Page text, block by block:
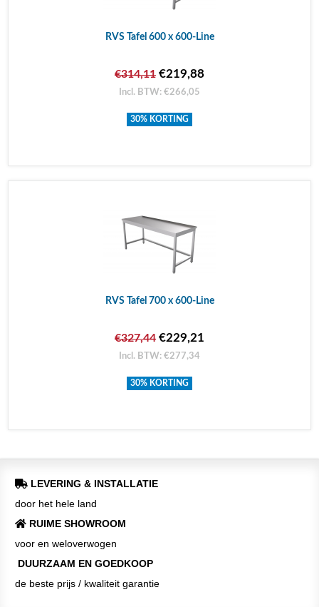
RVS Tafel 600 x 600-Line
€314,11 €219,88
Incl. BTW: €266,05
30% KORTING
RVS Tafel 700 x 600-Line
€327,44 €229,21
Incl. BTW: €277,34
30% KORTING
LEVERING & INSTALLATIE
door het hele land
RUIME SHOWROOM
voor en weloverwogen
DUURZAAM EN GOEDKOOP
de beste prijs / kwaliteit garantie